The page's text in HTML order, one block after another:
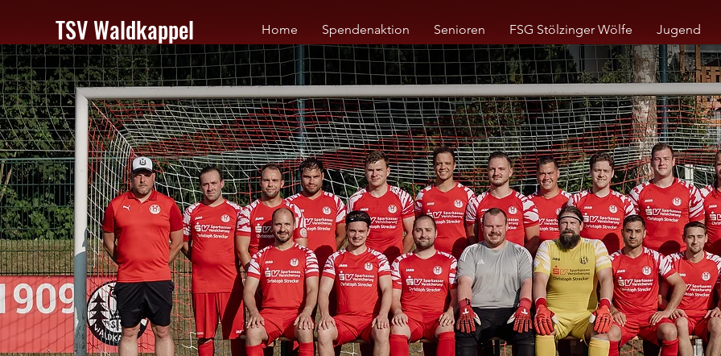
TSV Waldkappel Home Spendenaktion Senioren FSG Stölzinger Wölfe Jugend